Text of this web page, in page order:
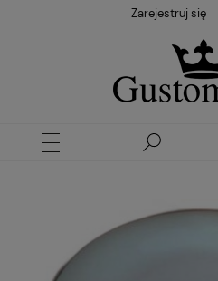
Zarejestruj się